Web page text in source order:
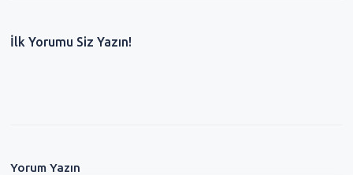
İlk Yorumu Siz Yazın!
Yorum Yazın